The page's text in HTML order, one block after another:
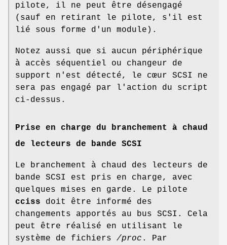
pilote, il ne peut être désengagé
(sauf en retirant le pilote, s'il est
lié sous forme d'un module).
Notez aussi que si aucun périphérique
à accès séquentiel ou changeur de
support n'est détecté, le cœur SCSI ne
sera pas engagé par l'action du script
ci-dessus.
Prise en charge du branchement à chaud
de lecteurs de bande SCSI
Le branchement à chaud des lecteurs de
bande SCSI est pris en charge, avec
quelques mises en garde. Le pilote
cciss doit être informé des
changements apportés au bus SCSI. Cela
peut être réalisé en utilisant le
système de fichiers /proc . Par